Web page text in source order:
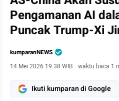
Pengamanan AI
Puncak Trump-Xi
kumparanNEWS
14 Mei 2026 19:38 WIB · waktu baca 1
Ikuti kumparan di Google